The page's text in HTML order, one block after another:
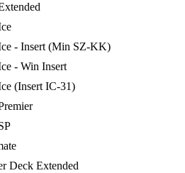
- Insert (Min SZ-KK)
- Win Insert
(Insert IC-31)
Deck Extended